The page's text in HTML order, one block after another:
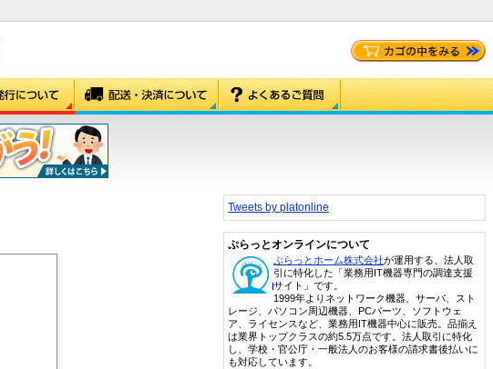
Tweets by platonline
ぷらっとオンラインについて
ぷらっとホーム株式会社が運用する、法人取
引に特化した「業務用IT機器専門の調達支援
サイト」です。
1999年よりネットワーク機器、サーバ、スト
レージ、パソコン周辺機器、PCパーツ、ソフトウェ
ア、ライセンスなど、業務用IT機器中心に販売。品揃え
は業界トップクラスの約5.5万点です。法人取引に特化
し、学校・官公庁・一般法人のお客様の請求書後払いに
も対応しています。